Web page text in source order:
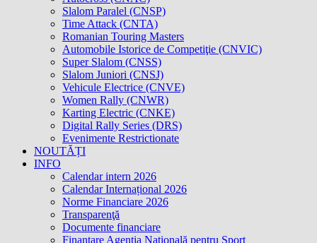
Slalom Paralel (CNSP)
Time Attack (CNTA)
Romanian Touring Masters
Automobile Istorice de Competiţie (CNVIC)
Super Slalom (CNSS)
Slalom Juniori (CNSJ)
Vehicule Electrice (CNVE)
Women Rally (CNWR)
Karting Electric (CNKE)
Digital Rally Series (DRS)
Evenimente Restrictionate
NOUTĂȚI
INFO
Calendar intern 2026
Calendar Internațional 2026
Norme Financiare 2026
Transparenţă
Documente financiare
Finanțare Agenţia Naţională pentru Sport